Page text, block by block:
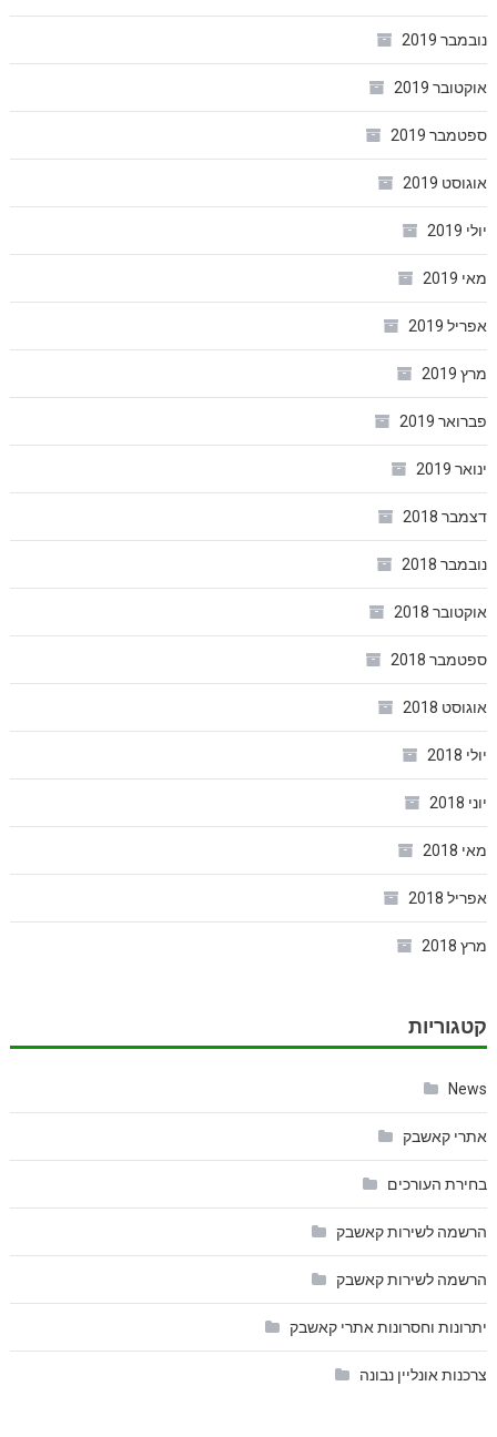
נובמבר 2019
אוקטובר 2019
ספטמבר 2019
אוגוסט 2019
יולי 2019
מאי 2019
אפריל 2019
מרץ 2019
פברואר 2019
ינואר 2019
דצמבר 2018
נובמבר 2018
אוקטובר 2018
ספטמבר 2018
אוגוסט 2018
יולי 2018
יוני 2018
מאי 2018
אפריל 2018
מרץ 2018
קטגוריות
News
אתרי קאשבק
בחירת העורכים
הרשמה לשירות קאשבק
הרשמה לשירות קאשבק
יתרונות וחסרונות אתרי קאשבק
צרכנות אונליין נבונה